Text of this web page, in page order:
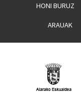
HONI BURUZ
ARAUAK